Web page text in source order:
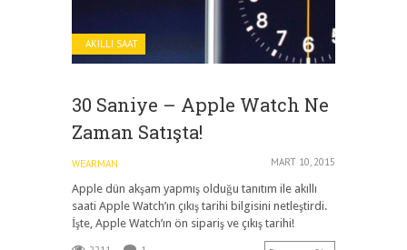
AKILLI SAAT
30 Saniye – Apple Watch Ne
Zaman Satışta!
WEARMAN MART 10, 2015
Apple dün akşam yapmış olduğu tanıtım ile akıllı
saati Apple Watch’ın çıkış tarihi bilgisini netleştirdi.
İşte, Apple Watch’ın ön sipariş ve çıkış tarihi!